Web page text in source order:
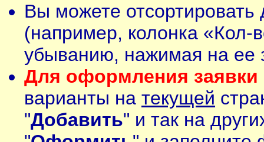
Вы можете
(например, колонка «Кол-
убыванию, нажимая на ее
Для оформления заявки
варианты на текущей
"Добавить" и так на